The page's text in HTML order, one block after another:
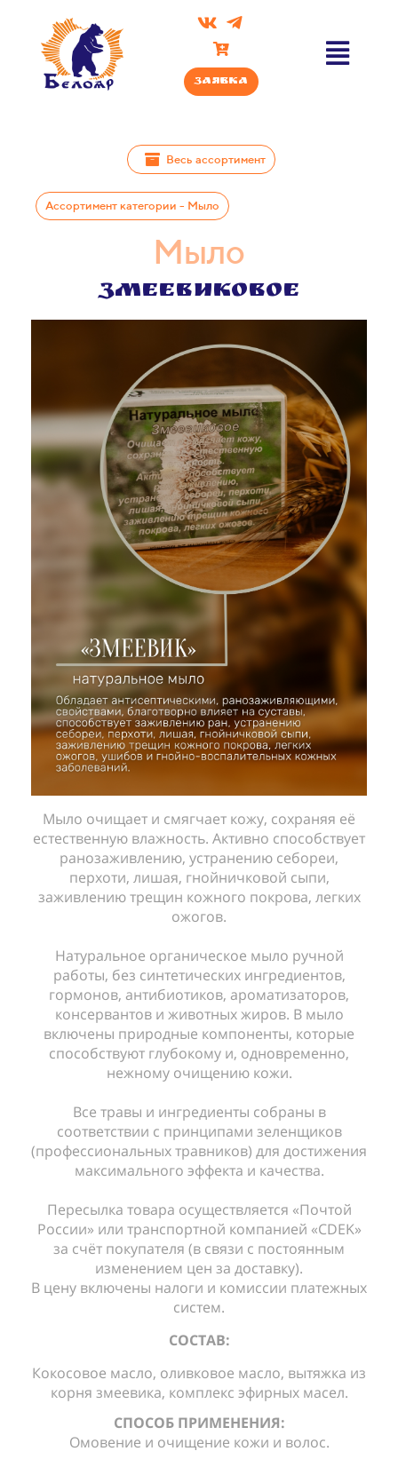
Заявка
Весь ассортимент
Ассортимент категории - Мыло
Мыло​​​​
Змеевиковое
Мыло очищает и смягчает кожу, сохраняя её
естественную влажность. Активно способствует
ранозаживлению, устранению себореи,
перхоти, лишая, гнойничковой сыпи,
заживлению трещин кожного покрова, легких
ожогов.
Натуральное органическое мыло ручной
работы, без синтетических ингредиентов,
гормонов, антибиотиков, ароматизаторов,
консервантов и животных жиров. В мыло
включены природные компоненты, которые
способствуют глубокому и, одновременно,
нежному очищению кожи.
Все травы и ингредиенты собраны в
соответствии с принципами зеленщиков
(профессиональных травников) для достижения
максимального эффекта и качества.
Пересылка товара осуществляется «Почтой
России» или транспортной компанией «CDEK»
за счёт покупателя (в связи с постоянным
изменением цен за доставку).
В цену включены налоги и комиссии платежных
систем.
СОСТАВ:
Кокосовое масло, оливковое масло, вытяжка из
корня змеевика, комплекс эфирных масел.
СПОСОБ ПРИМЕНЕНИЯ:
Омовение и очищение кожи и волос.